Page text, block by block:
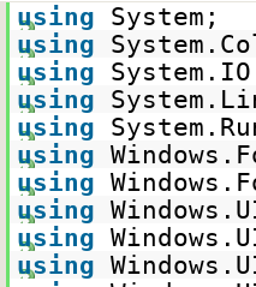
using System;
using
using
using
using
using
using
using
using
using